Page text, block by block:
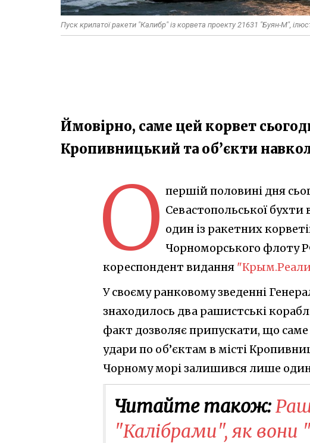
Пуск крилатої ракети "Калибр" із корвета проекту 21631 "Буян-М",
Ймовірно, саме цей корвет
Кропивницький та об’єкти
О першій половині дня
Севастопольської
один із ракетних
Чорноморського флоту
кореспондент видання
У своєму ранковому зведенні
знаходилось два рашистські
факт дозволяє припускати, що саме
удари по об’єктам в місті
Чорному морі залишився лише
Читайте також:
"Калібрами", як вони